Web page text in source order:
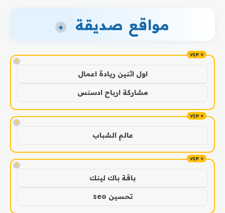
مواقع صديقة +
!
اول اثنين ريادة اعمال
مشاركة ارباح ادسنس
!
عالم الشباب
!
باقة باك لينك
تحسين seo